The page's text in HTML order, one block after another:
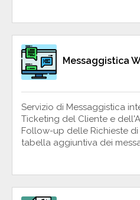
Messaggistica
Servizio di Messaggistica
Ticketing del Cliente e
Follow-up delle Richieste di
tabella aggiuntiva dei